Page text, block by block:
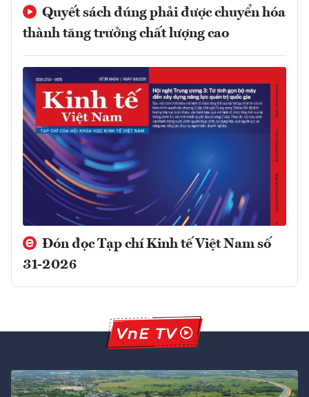
Quyết sách đúng phải được chuyển hóa
thành tăng trưởng chất lượng cao
Đón đọc Tạp chí Kinh tế Việt Nam số
31-2026